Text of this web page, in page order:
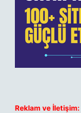
Reklam ve İletişim: